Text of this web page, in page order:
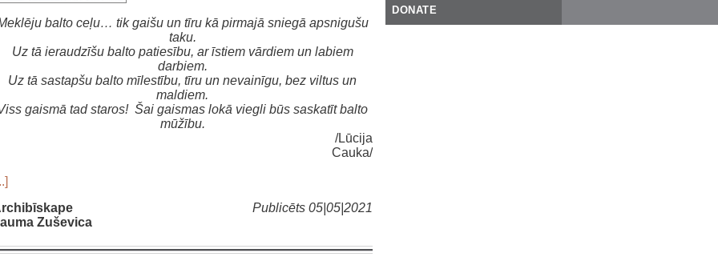
balto ceļu… tik gaišu un tīru kā pirmajā sniegā apsnigušu
taku.
Uz tā ieraudzīšu balto patiesību, ar īstiem vārdiem un labiem
darbiem.
Uz tā sastapšu balto mīlestību, tīru un nevainīgu, bez viltus un
maldiem.
gaismā tad staros! Šai gaismas lokā viegli būs saskatīt balto
mūžību.
/Lūcija
Cauka/
Publicēts 05|05|2021
Zuševica
DONATE